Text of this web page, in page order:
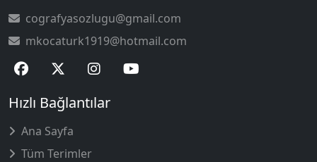
cografyasozlugu@gmail.com
mkocaturk1919@hotmail.com
Hızlı Bağlantılar
Ana Sayfa
Tüm Terimler